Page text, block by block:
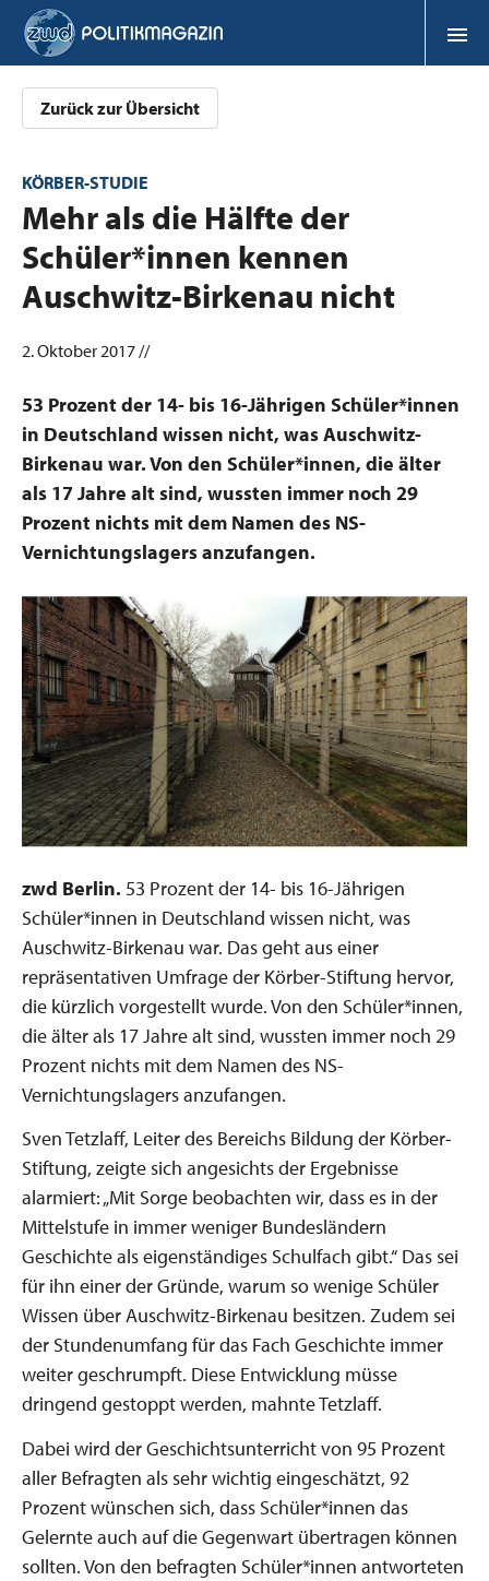
Zurück zur Übersicht
KÖRBER-STUDIE
:Mehr als die Hälfte der
Schüler*innen kennen
Auschwitz-Birkenau nicht
2. Oktober 2017 //
​53 Prozent der 14- bis 16-Jährigen Schüler*innen
in Deutschland wissen nicht, was Auschwitz-
Birkenau war. Von den Schüler*innen, die älter
als 17 Jahre alt sind, wussten immer noch 29
Prozent nichts mit dem Namen des NS-
Vernichtungslagers anzufangen.
zwd Berlin. 53 Prozent der 14- bis 16-Jährigen
Schüler*innen in Deutschland wissen nicht, was
Auschwitz-Birkenau war. Das geht aus einer
repräsentativen Umfrage der Körber-Stiftung hervor,
die kürzlich vorgestellt wurde. Von den Schüler*innen,
die älter als 17 Jahre alt sind, wussten immer noch 29
Prozent nichts mit dem Namen des NS-
Vernichtungslagers anzufangen.
Sven Tetzlaff, Leiter des Bereichs Bildung der Körber-
Stiftung, zeigte sich angesichts der Ergebnisse
alarmiert: „Mit Sorge beobachten wir, dass es in der
Mittelstufe in immer weniger Bundesländern
Geschichte als eigenständiges Schulfach gibt.“ Das sei
für ihn einer der Gründe, warum so wenige Schüler
Wissen über Auschwitz-Birkenau besitzen. Zudem sei
der Stundenumfang für das Fach Geschichte immer
weiter geschrumpft. Diese Entwicklung müsse
dringend gestoppt werden, mahnte Tetzlaff.
Dabei wird der Geschichtsunterricht von 95 Prozent
aller Befragten als sehr wichtig eingeschätzt, 92
Prozent wünschen sich, dass Schüler*innen das
Gelernte auch auf die Gegenwart übertragen können
sollten. Von den befragten Schüler*innen antworteten